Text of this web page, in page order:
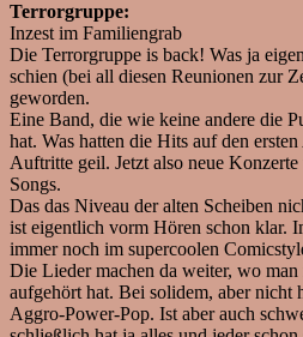
Terrorgruppe:
Inzest im Familiengrab
Die Terrorgruppe is back! Was ja
schien (bei all diesen Reunionen zur
geworden.
Eine Band, die wie keine andere die
hat. Was hatten die Hits auf den
Auftritte geil. Jetzt also neue
Songs.
Das das Niveau der alten Scheiben
ist eigentlich vorm Hören schon klar.
immer noch im supercoolen
Die Lieder machen da weiter, wo man
aufgehört hat. Bei solidem, aber nicht
Aggro-Power-Pop. Ist aber auch